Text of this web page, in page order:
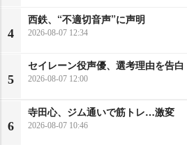
4
西鉄、“不適切音声”に声明
2026-08-07 12:34
5
セイレーン役声優、選考理由を告白
2026-08-07 12:00
6
寺田心、ジム通いで筋トレ…激変
2026-08-07 10:46